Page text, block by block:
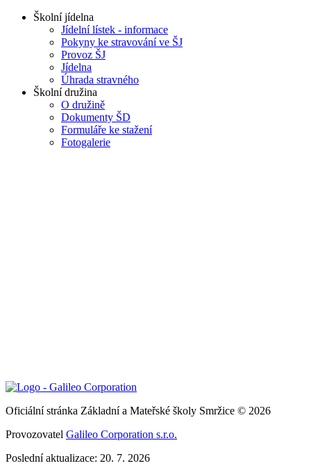
Školní jídelna
Jídelní lístek - informace
Pokyny ke stravování ve ŠJ
Provoz ŠJ
Jídelna
Úhrada stravného
Školní družina
O družině
Dokumenty ŠD
Formuláře ke stažení
Fotogalerie
Oficiální stránka Základní a Mateřské školy Smržice © 2026
Provozovatel Galileo Corporation s.r.o.
Poslední aktualizace: 20. 7. 2026